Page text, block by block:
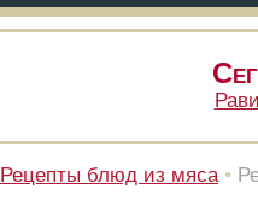
Рецепты блюд из мяса •